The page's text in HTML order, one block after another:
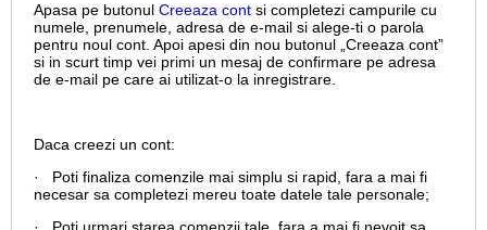
Apasa pe butonul Creeaza cont si completezi campurile cu
numele, prenumele, adresa de e-mail si alege-ti o parola
pentru noul cont. Apoi apesi din nou butonul „Creeaza cont”
si in scurt timp vei primi un mesaj de confirmare pe adresa
de e-mail pe care ai utilizat-o la inregistrare.
Daca creezi un cont:
· Poti finaliza comenzile mai simplu si rapid, fara a mai fi
necesar sa completezi mereu toate datele tale personale;